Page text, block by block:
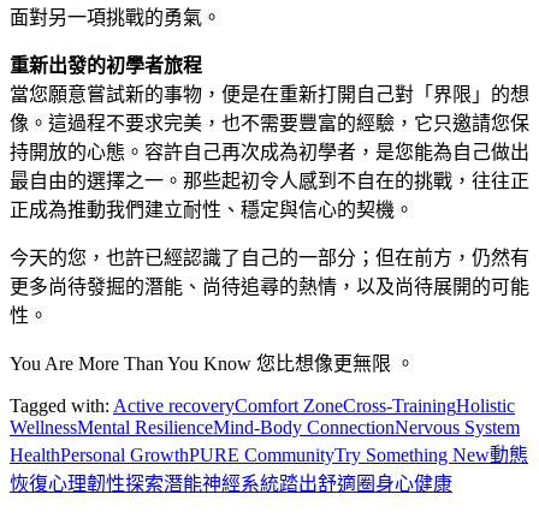
面對另一項挑戰的勇氣。
重新出發的初學者旅程
當您願意嘗試新的事物，便是在重新打開自己對「界限」的想
像。這過程不要求完美，也不需要豐富的經驗，它只邀請您保
持開放的心態。容許自己再次成為初學者，是您能為自己做出
最自由的選擇之一。那些起初令人感到不自在的挑戰，往往正
正成為推動我們建立耐性、穩定與信心的契機。
今天的您，也許已經認識了自己的一部分；但在前方，仍然有
更多尚待發掘的潛能、尚待追尋的熱情，以及尚待展開的可能
性。
You Are More Than You Know 您比想像更無限 。
Tagged with: Active recoveryComfort ZoneCross-TrainingHolistic
WellnessMental ResilienceMind-Body ConnectionNervous System
HealthPersonal GrowthPURE CommunityTry Something New動態
恢復心理韌性探索潛能神經系統踏出舒適圈 身心健康